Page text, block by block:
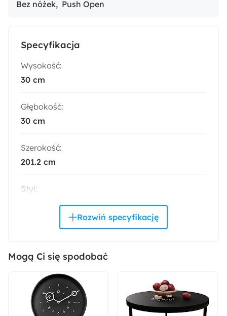
Bez nóżek Push Open
Specyfikacja
Wysokość:
30 cm
Głębokość:
30 cm
Szerokość:
201.2 cm
Styl:
Minimalistyczny
Do samodzielnego montażu
Rodzaj:
Mogą Ci się spodobać